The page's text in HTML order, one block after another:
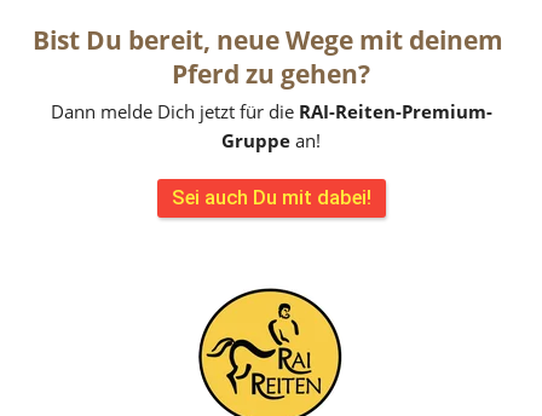
Bist Du bereit, neue Wege mit deinem
Pferd zu gehen?
Dann melde Dich jetzt für die RAI-Reiten-Premium-
Gruppe an!
Sei auch Du mit dabei!